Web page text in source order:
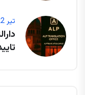
تیر 22, 1405